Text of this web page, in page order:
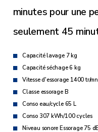
minutes pour une
seulement 45
Capacité lavage 7 kg
Capacité séchage 6 kg
Vitesse d'essorage 1400 tr/mn
Classe essorage B
Conso eau/cycle 65 L
Conso 307 kWh/100 cycles
Niveau sonore Essorage 75